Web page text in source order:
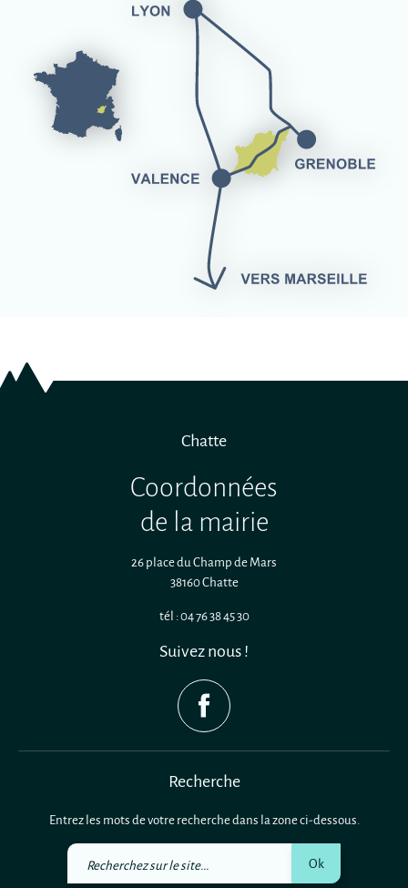
Chatte
Coordonnées
de la mairie
26 place du Champ de Mars
38160 Chatte
tél : 04 76 38 45 30
Suivez nous !
Recherche
Entrez les mots de votre recherche dans la zone ci-dessous.
Recherchez
Ok